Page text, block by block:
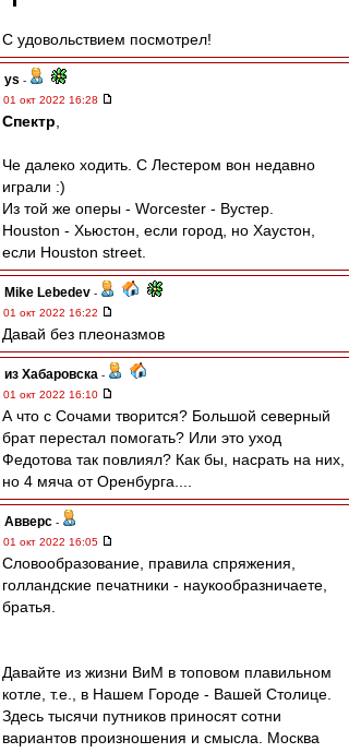
С удовольствием посмотрел!
ys -
01 окт 2022 16:28
Спектр
Че далеко ходить. С Лестером вон недавно
играли :)
Из той же оперы - Worcester - Вустер.
Houston - Хьюстон, если город, но Хаустон,
если Houston street.
Mike Lebedev -
01 окт 2022 16:22
Давай без плеоназмов
из Хабаровска -
01 окт 2022 16:10
А что с Сочами творится? Большой северный
брат перестал помогать? Или это уход
Федотова так повлиял? Как бы, насрать на них,
но 4 мяча от Оренбурга....
Авверс -
01 окт 2022 16:05
Словообразование, правила спряжения,
голландские печатники - наукообразничаете,
братья.
Давайте из жизни ВиМ в топовом плавильном
котле, т.е., в Нашем Городе - Вашей Столице.
Здесь тысячи путников приносят сотни
вариантов произношения и смысла. Москва